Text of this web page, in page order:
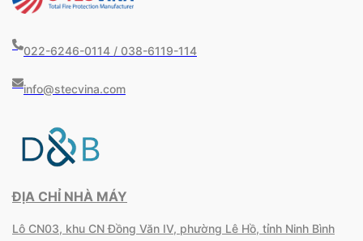
022-6246-0114 / 038-6119-114
info@stecvina.com
ĐỊA CHỈ NHÀ MÁY
Lô CN03, khu CN Đồng Văn IV, phường Lê Hồ, tỉnh Ninh Bình